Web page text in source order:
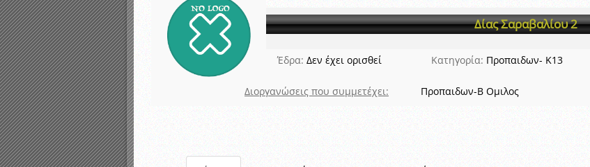
ΠΡΟΓΡΑΜΜΑ ΤΕΧΝΟΜΕΤΡΙΑΣ ATHLOMETRIX
Αναβολή αγώνων λόγω καιρικών συνθηκών
Ώρες έναρξης αγώνων Πρωταθλημάτων
Δίας Σαραβαλίου 2
Έδρα: Δεν έχει ορισθεί Κατηγορία: Προπαιδων- K13
Διοργανώσεις που συμμετέχει: Προπαιδων-Β Ομιλος